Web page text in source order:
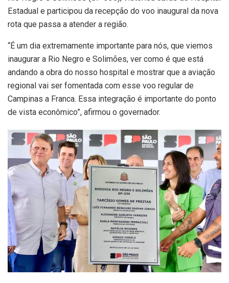
Estadual e participou da recepção do voo inaugural da nova
rota que passa a atender a região.
“É um dia extremamente importante para nós, que viemos
inaugurar a Rio Negro e Solimões, ver como é que está
andando a obra do nosso hospital e mostrar que a aviação
regional vai ser fomentada com esse voo regular de
Campinas a Franca. Essa integração é importante do ponto
de vista econômico”, afirmou o governador.